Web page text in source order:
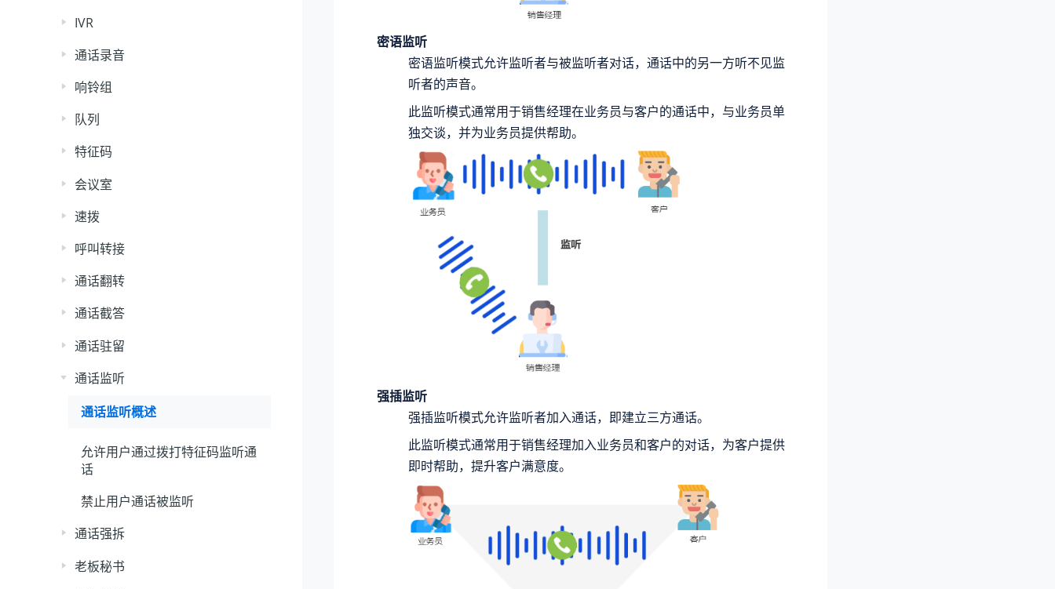
IVR
通话录音
响铃组
队列
特征码
会议室
速拨
呼叫转接
通话翻转
通话截答
通话驻留
通话监听
通话监听概述
允许用户通过拨打特征码监听通
话
禁止用户通话被监听
通话强拆
老板秘书
密语监听
密语监听模式允许监听者与被监听者对话，通话中的另一方听不见监
听者的声音。
此监听模式通常用于销售经理在业务员与客户的通话中，与业务员单
独交谈，并为业务员提供帮助。
强插监听
强插监听模式允许监听者加入通话，即建立三方通话。
此监听模式通常用于销售经理加入业务员和客户的对话，为客户提供
即时帮助，提升客户满意度。